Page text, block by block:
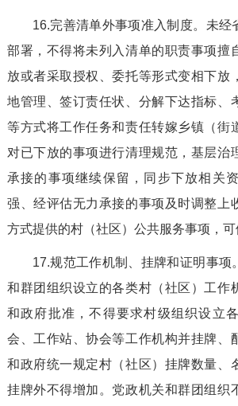
16.完善清单外事项准入制度。未经
部署，不得将未列入清单的职责事项擅
放或者采取授权、委托等形式变相下放
地管理、签订责任状、分解下达指标、
等方式将工作任务和责任转嫁乡镇（街
对已下放的事项进行清理规范，基层治
承接的事项继续保留，同步下放相关
强、经评估无力承接的事项及时调整上
方式提供的村（社区）公共服务事项，可
17.规范工作机制、挂牌和证明事项
和群团组织设立的各类村（社区）工作
和政府批准，不得要求村级组织设立
会、工作站、协会等工作机构并挂牌、
和政府统一规定村（社区）挂牌数量、
挂牌外不得增加。党政机关和群团组织